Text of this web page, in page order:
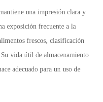
una impresión clara y
exposición frecuente a la
frescos, clasificación
vida útil de almacenamiento
adecuado para un uso de